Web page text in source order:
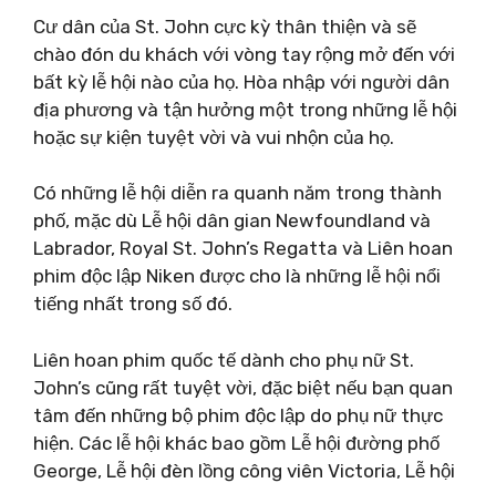
Cư dân của St. John cực kỳ thân thiện và sẽ
chào đón du khách với vòng tay rộng mở đến với
bất kỳ lễ hội nào của họ. Hòa nhập với người dân
địa phương và tận hưởng một trong những lễ hội
hoặc sự kiện tuyệt vời và vui nhộn của họ.
Có những lễ hội diễn ra quanh năm trong thành
phố, mặc dù Lễ hội dân gian Newfoundland và
Labrador, Royal St. John’s Regatta và Liên hoan
phim độc lập Niken được cho là những lễ hội nổi
tiếng nhất trong số đó.
Liên hoan phim quốc tế dành cho phụ nữ St.
John’s cũng rất tuyệt vời, đặc biệt nếu bạn quan
tâm đến những bộ phim độc lập do phụ nữ thực
hiện. Các lễ hội khác bao gồm Lễ hội đường phố
George, Lễ hội đèn lồng công viên Victoria, Lễ hội